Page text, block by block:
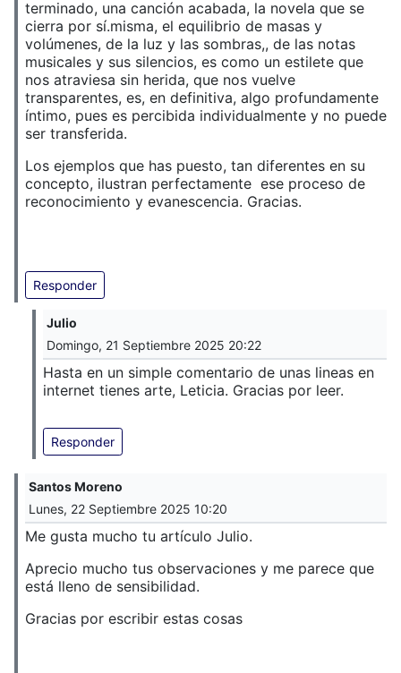
terminado, una canción acabada, la novela que se
cierra por sí.misma, el equilibrio de masas y
volúmenes, de la luz y las sombras,, de las notas
musicales y sus silencios, es como un estilete que
nos atraviesa sin herida, que nos vuelve
transparentes, es, en definitiva, algo profundamente
íntimo, pues es percibida individualmente y no puede
ser transferida.
Los ejemplos que has puesto, tan diferentes en su
concepto, ilustran perfectamente ese proceso de
reconocimiento y evanescencia. Gracias.
Responder
Julio
Domingo, 21 Septiembre 2025 20:22
Hasta en un simple comentario de unas lineas en
internet tienes arte, Leticia. Gracias por leer.
Responder
Santos Moreno
Lunes, 22 Septiembre 2025 10:20
Me gusta mucho tu artículo Julio.
Aprecio mucho tus observaciones y me parece que
está lleno de sensibilidad.
Gracias por escribir estas cosas